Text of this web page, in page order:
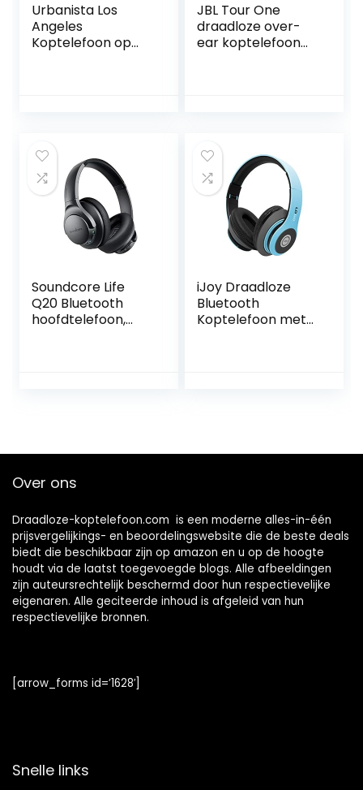
Urbanista Los
Angeles
Koptelefoon op
Zelfoplaadbare
Draadloze Over-
ear Bluetooth 5.0
Hoofdtelefoon,
Middernacht
Zwart
JBL Tour One
draadloze over-
ear koptelefoon
uur batterij
Soundcore Life
Q20 Bluetooth
hoofdtelefoon,
voor reizen, werk
iJoy Draadloze
Bluetooth
Koptelefoon met
Blauw
Over ons
Draadloze-koptelefoon.com is een moderne alles-in-één
prijsvergelijkings- en beoordelingswebsite die de beste deals
biedt die beschikbaar zijn op amazon en u op de hoogte
houdt via de laatst toegevoegde blogs. Alle afbeeldingen
zijn auteursrechtelijk beschermd door hun respectievelijke
eigenaren. Alle geciteerde inhoud is afgeleid van hun
respectievelijke bronnen.
[arrow_forms id=’1628′]
Snelle links